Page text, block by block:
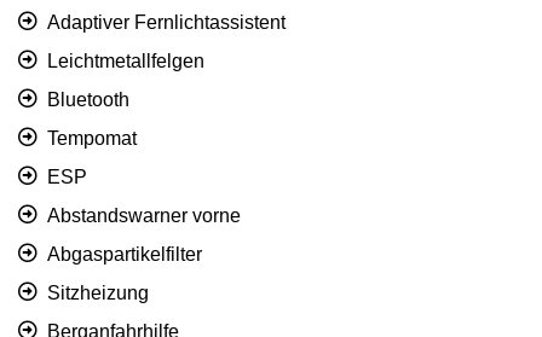
Adaptiver Fernlichtassistent
Leichtmetallfelgen
Bluetooth
Tempomat
ESP
Abstandswarner vorne
Abgaspartikelfilter
Sitzheizung
Berganfahrhilfe